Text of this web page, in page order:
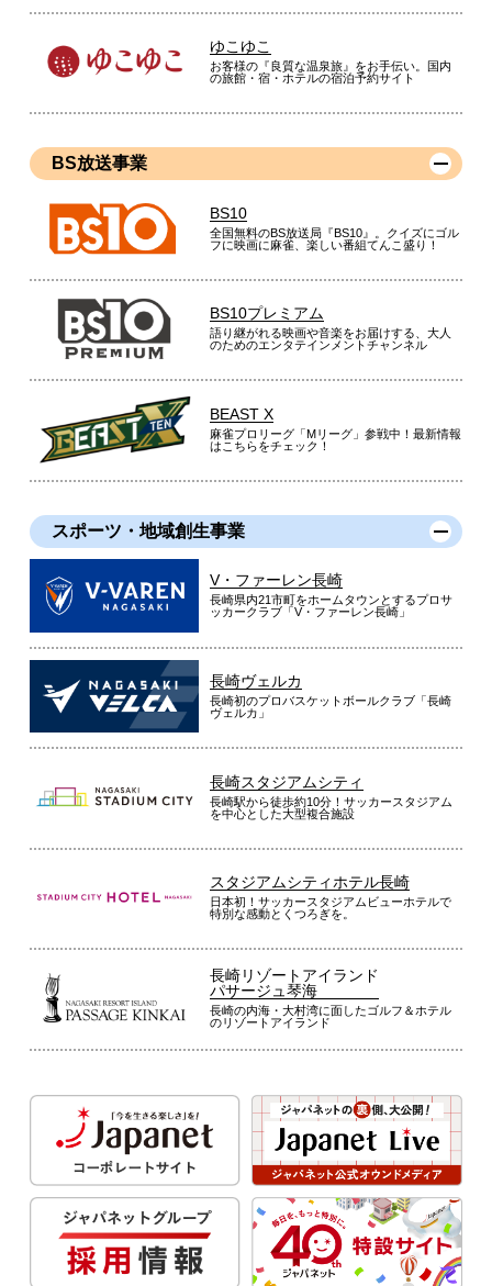
ゆこゆこ
お客様の『良質な温泉旅』をお手伝い。国内
の旅館・宿・ホテルの宿泊予約サイト
BS放送事業
BS10
全国無料のBS放送局『BS10』。クイズにゴル
フに映画に麻雀、楽しい番組てんこ盛り！
BS10プレミアム
語り継がれる映画や音楽をお届けする、大人
のためのエンタテインメントチャンネル
BEAST X
麻雀プロリーグ「Mリーグ」参戦中！最新情報
はこちらをチェック！
スポーツ・地域創生事業
V・ファーレン長崎
長崎県内21市町をホームタウンとするプロサ
ッカークラブ「V・ファーレン長崎」
長崎ヴェルカ
長崎初のプロバスケットボールクラブ「長崎
ヴェルカ」
長崎スタジアムシティ
長崎駅から徒歩約10分！サッカースタジアム
を中心とした大型複合施設
スタジアムシティホテル長崎
日本初！サッカースタジアムビューホテルで
特別な感動とくつろぎを。
長崎リゾートアイランド
パサージュ琴海
長崎の内海・大村湾に面したゴルフ＆ホテル
のリゾートアイランド